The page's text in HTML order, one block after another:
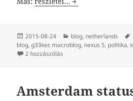
Közzétéve
2015-08-24 Kategória
blog, netherlands
blog,g33ker, macroblog, nexus 5, politika,
2 hozzászólás
Amsterdam